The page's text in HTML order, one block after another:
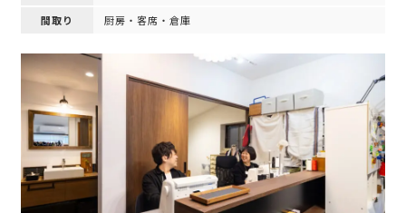
間取り
厨房・客席・倉庫